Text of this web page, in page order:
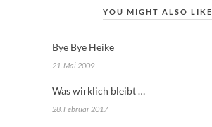
YOU MIGHT ALSO LIKE
Bye Bye Heike
21. Mai 2009
Was wirklich bleibt …
28. Februar 2017